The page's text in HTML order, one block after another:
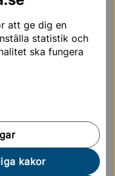
att ge dig en
statistik och
ska fungera
kakor
uppgifter:
prisjustering med
siffror i